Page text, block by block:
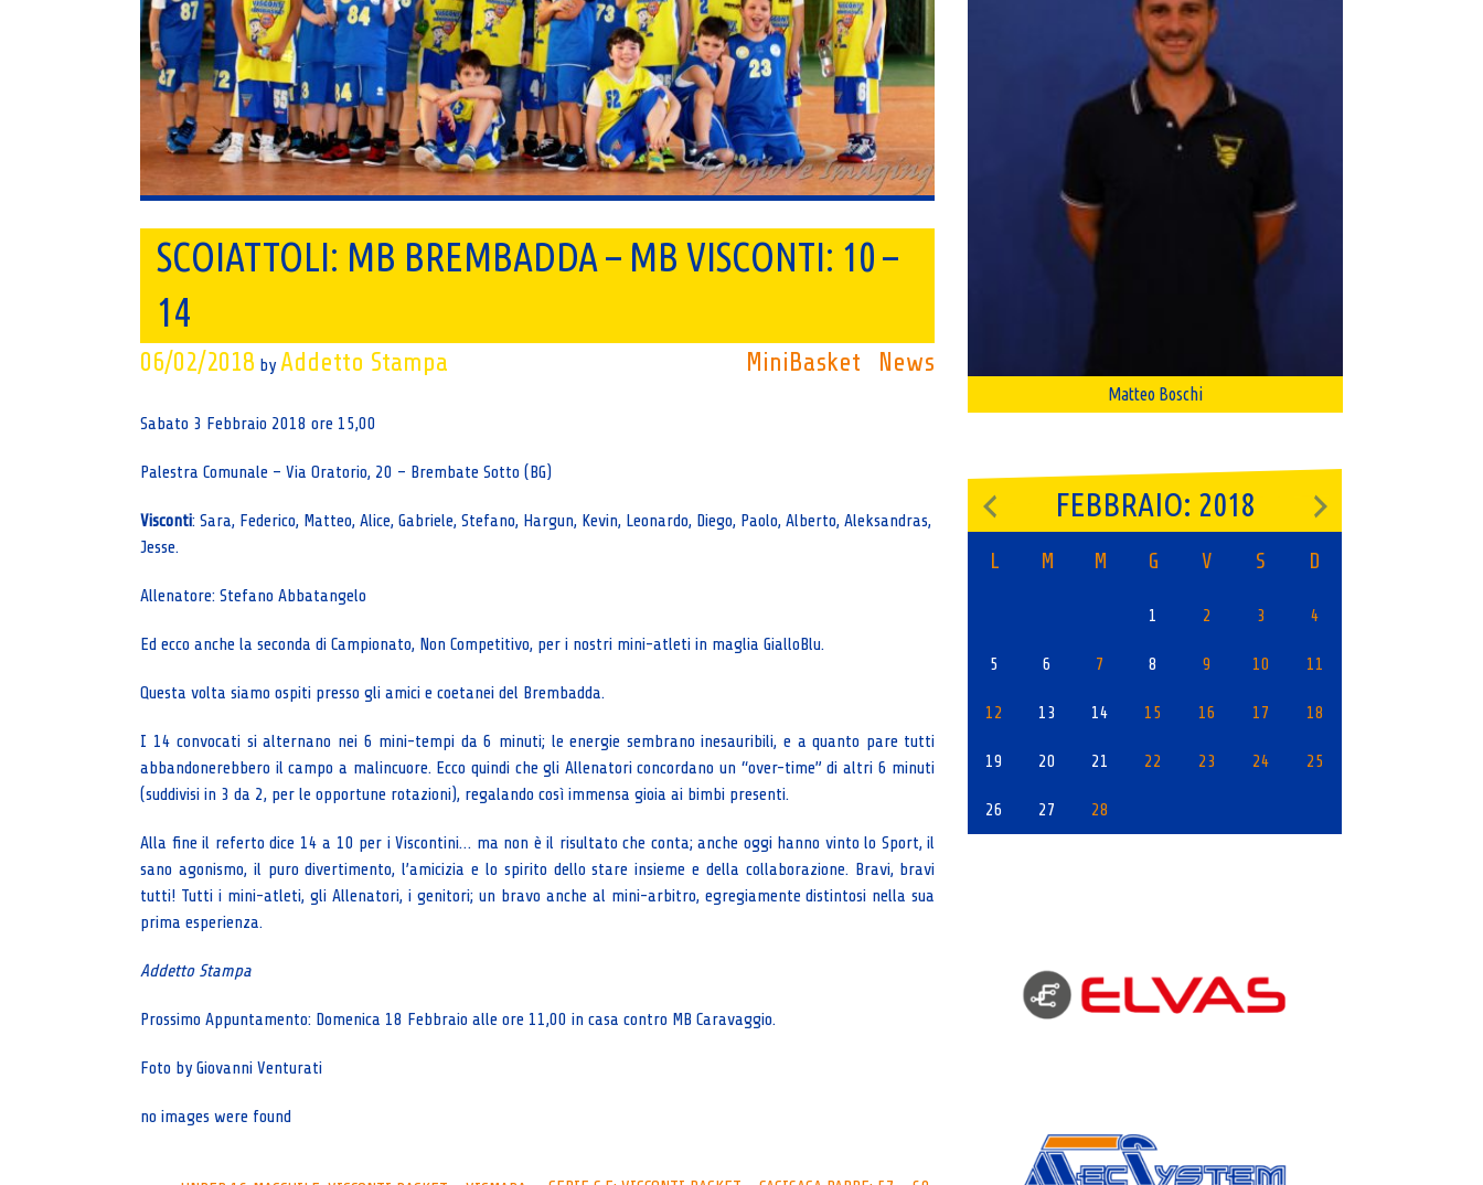
SCOIATTOLI: MB BREMBADDA – MB VISCONTI: 10 –
14
MiniBasket News
06/02/2018 by Addetto Stampa
Sabato 3 Febbraio 2018 ore 15,00
Palestra Comunale – Via Oratorio, 20 – Brembate Sotto (BG)
Visconti: Sara, Federico, Matteo, Alice, Gabriele, Stefano, Hargun, Kevin, Leonardo, Diego, Paolo, Alberto, Aleksandras,
Jesse.
Allenatore: Stefano Abbatangelo
Ed ecco anche la seconda di Campionato, Non Competitivo, per i nostri mini-atleti in maglia GialloBlu.
Questa volta siamo ospiti presso gli amici e coetanei del Brembadda.
I 14 convocati si alternano nei 6 mini-tempi da 6 minuti; le energie sembrano inesauribili, e a quanto pare tutti
abbandonerebbero il campo a malincuore. Ecco quindi che gli Allenatori concordano un “over-time” di altri 6 minuti
(suddivisi in 3 da 2, per le opportune rotazioni), regalando così immensa gioia ai bimbi presenti.
Alla fine il referto dice 14 a 10 per i Viscontini… ma non è il risultato che conta; anche oggi hanno vinto lo Sport, il
sano agonismo, il puro divertimento, l’amicizia e lo spirito dello stare insieme e della collaborazione. Bravi, bravi
tutti! Tutti i mini-atleti, gli Allenatori, i genitori; un bravo anche al mini-arbitro, egregiamente distintosi nella sua
prima esperienza.
Addetto Stampa
Prossimo Appuntamento: Domenica 18 Febbraio alle ore 11,00 in casa contro MB Caravaggio.
Foto by Giovanni Venturati
no images were found
Matteo Boschi
FEBBRAIO: 2018
L M M G V S D
1 2 3 4
5 6 7 8 9 10 11
12 13 14 15 16 17 18
19 20 21 22 23 24 25
26 27 28